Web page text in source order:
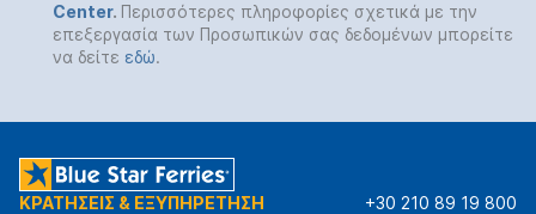
Center. Περισσότερες πληροφορίες σχετικά με την
επεξεργασία των Προσωπικών σας δεδομένων μπορείτε
να δείτε εδώ.
ΚΡΑΤΗΣΕΙΣ & ΕΞΥΠΗΡΕΤΗΣΗ
+30 210 89 19 800